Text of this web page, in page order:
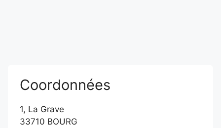
Coordonnées
1, La Grave
33710 BOURG